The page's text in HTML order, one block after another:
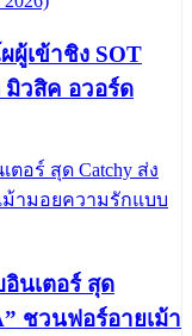
ผู้เข้าชิง SOT
มิวสิค อวอร์ด
นเตอร์ สุด
ชวนฟอร์อายเม้า